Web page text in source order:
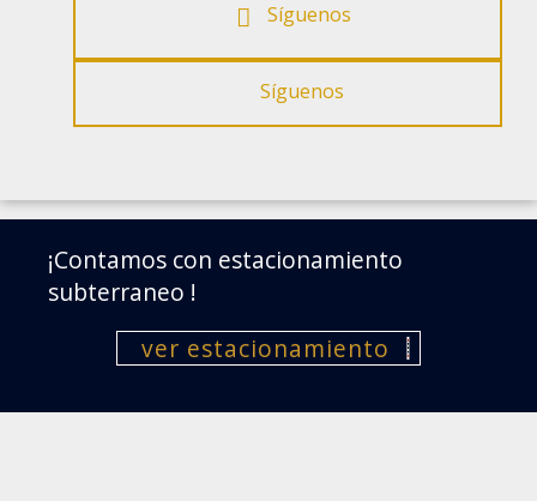
Síguenos
Síguenos
¡Contamos con estacionamiento
subterraneo !
ver estacionamiento